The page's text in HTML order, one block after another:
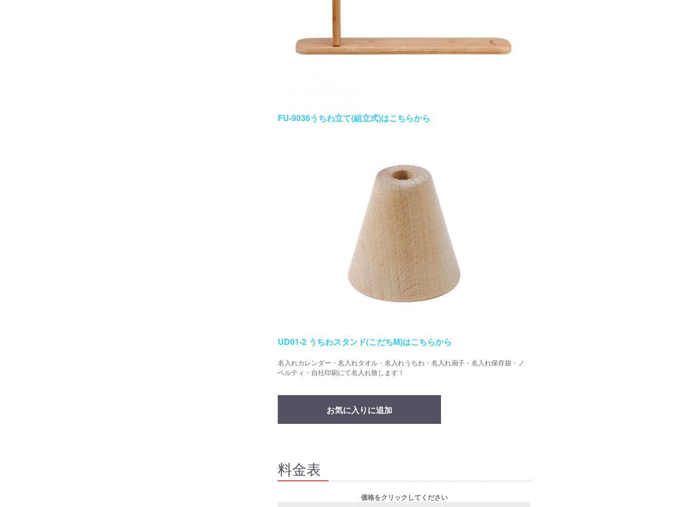
FU-9036うちわ立て(組立式)はこちらから
UD01-2 うちわスタンド(こだちM)はこちらから
名入れカレンダー・名入れタオル・名入れうちわ・名入れ扇子・名入れ保存袋・ノ
ベルティ・自社印刷にて名入れ致します！
お気に入りに追加
料金表
価格をクリックしてください